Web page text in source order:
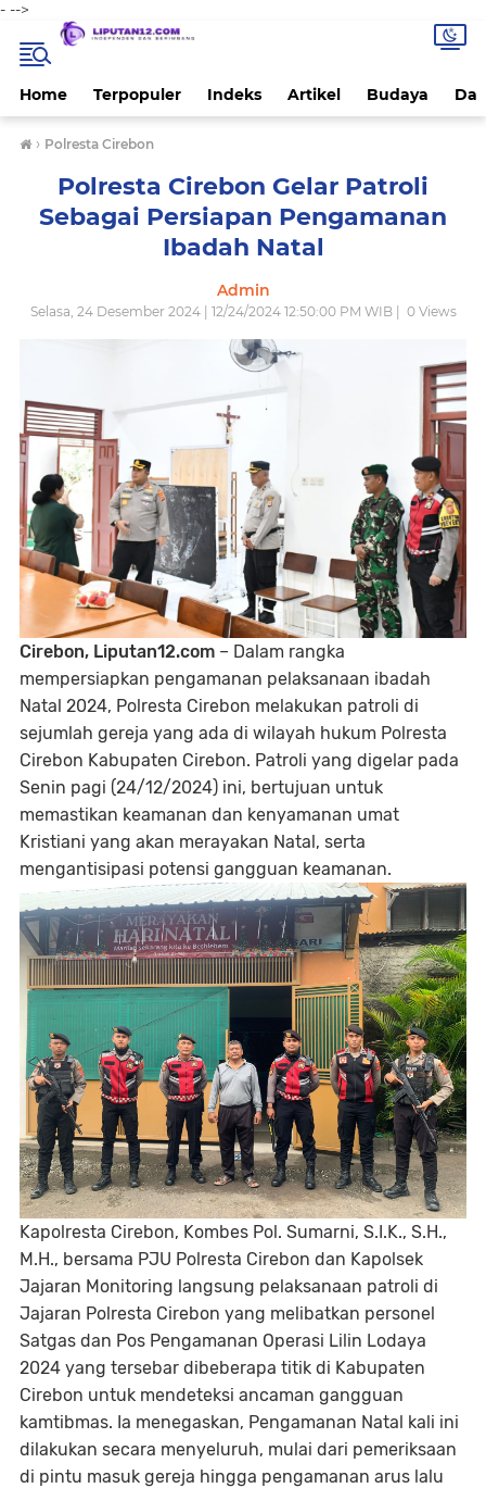
- -->
Home Terpopuler Indeks Artikel Budaya
› Polresta Cirebon
Polresta Cirebon Gelar Patroli
Sebagai Persiapan Pengamanan
Ibadah Natal
Admin
Selasa, 24 Desember 2024 | 12/24/2024 12:50:00 PM WIB | 0Views
Cirebon, Liputan12.com – Dalam rangka
mempersiapkan pengamanan pelaksanaan ibadah
Natal 2024, Polresta Cirebon melakukan patroli di
sejumlah gereja yang ada di wilayah hukum Polresta
Cirebon Kabupaten Cirebon. Patroli yang digelar pada
Senin pagi (24/12/2024) ini, bertujuan untuk
memastikan keamanan dan kenyamanan umat
Kristiani yang akan merayakan Natal, serta
mengantisipasi potensi gangguan keamanan.
Kapolresta Cirebon, Kombes Pol. Sumarni, S.I.K., S.H.,
M.H., bersama PJU Polresta Cirebon dan Kapolsek
Jajaran Monitoring langsung pelaksanaan patroli di
Jajaran Polresta Cirebon yang melibatkan personel
Satgas dan Pos Pengamanan Operasi Lilin Lodaya
2024 yang tersebar dibeberapa titik di Kabupaten
Cirebon untuk mendeteksi ancaman gangguan
kamtibmas. Ia menegaskan, Pengamanan Natal kali ini
dilakukan secara menyeluruh, mulai dari pemeriksaan
di pintu masuk gereja hingga pengamanan arus lalu